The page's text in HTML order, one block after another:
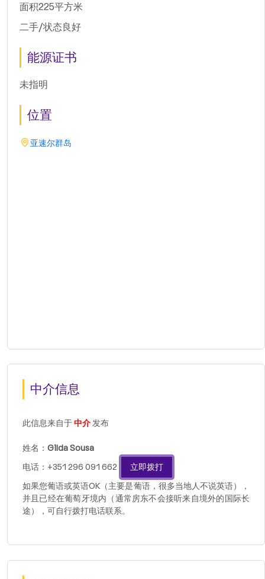
面积225平方米
二手/状态良好
能源证书
未指明
位置
亚速尔群岛
中介信息
此信息来自于中介发布
姓名： Gilda Sousa
电话：+351 296 091 662
立即拨打
如果您葡语或英语OK（主要是葡语，很多当地人不说英语），
并且已经在葡萄牙境内（通常房东不会接听来自境外的国际长
途），可自行拨打电话联系。